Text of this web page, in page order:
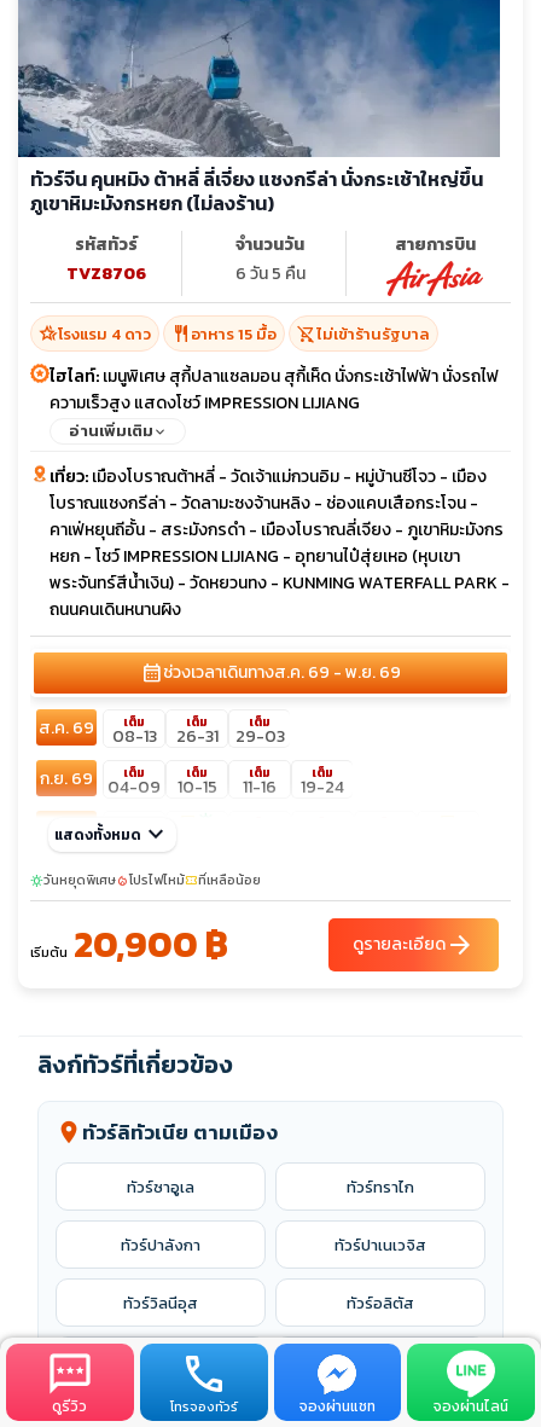
ทัวร์จีน คุนหมิง ต้าหลี่ ลี่เจี่ยง แชงกรีล่า นั่งกระเช้าใหญ่ขึ้น
ภูเขาหิมะมังกรหยก (ไม่ลงร้าน)
รหัสทัวร์
TVZ8706
จำนวนวัน
6 วัน 5 คืน
สายการบิน
hotel_classโรงแรม 4 ดาว restaurant อาหาร 15 มื้อ shopping_cart_offไม่เข้าร้านรัฐบาล
ไฮไลท์:เมนูพิเศษ สุกี้ปลาแซลมอน สุกี้เห็ด นั่งกระเช้าไฟฟ้า นั่งรถไฟ
ความเร็วสูง แสดงโชว์ IMPRESSION LIJIANG
อ่านเพิ่มเติม
เที่ยว:เมืองโบราณต้าหลี่ - วัดเจ้าแม่กวนอิม - หมู่บ้านซีโจว - เมือง
โบราณแชงกรีล่า - วัดลามะซงจ้านหลิง - ช่องแคบเสือกระโจน -
คาเฟ่หยุนถีอั้น - สระมังกรดำ - เมืองโบราณลี่เจียง - ภูเขาหิมะมังกร
หยก - โชว์ IMPRESSION LIJIANG - อุทยานไป๋สุ่ยเหอ (หุบเขา
พระจันทร์สีน้ำเงิน) - วัดหยวนทง - KUNMING WATERFALL PARK -
ถนนคนเดินหนานผิง
calendar_monthช่วงเวลาเดินทางส.ค. 69 - พ.ย. 69
ส.ค. 69 เต็ม
08-13
เต็ม
26-31
เต็ม
29-03
ก.ย. 69
เต็ม
04-09
เต็ม
10-15
เต็ม
11-16
เต็ม
19-24
ต.ค. 69
10-15 sunny
24-29
28-02 29-03
แสดงทั้งหมด keyboard_arrow_down
sunnyวันหยุดพิเศษlocal_fire_departmentโปรไฟไหม้confirmation_numberที่เหลือน้อย
เริ่มต้น 20,900 ฿ ดูรายละเอียดarrow_forward
ลิงก์ทัวร์ที่เกี่ยวข้อง
location_on ทัวร์ลิทัวเนีย ตามเมือง
ทัวร์ซาอูเล ทัวร์ทราไก
ทัวร์ปาลังกา ทัวร์ปาเนเวจิส
ทัวร์วิลนีอุส ทัวร์อลิตัส
ทัวร์เคานัส ทัวร์เทลเชีย
ทัวร์ไคลเพดา
ดูรีวิว โทรจองทัวร์ จองผ่านแชท จองผ่านไลน์